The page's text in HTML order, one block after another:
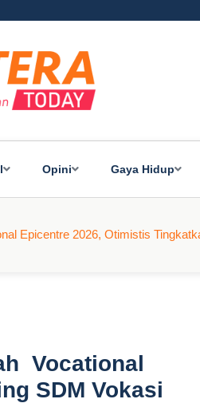
Opini Gaya Hidup
Epicentre 2026, Otimistis
Vocational
SDM Vokasi